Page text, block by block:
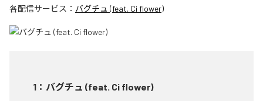
各配信サービス： バグチュ (feat. Ci flower)
1 ： バグチュ (feat. Ci flower)